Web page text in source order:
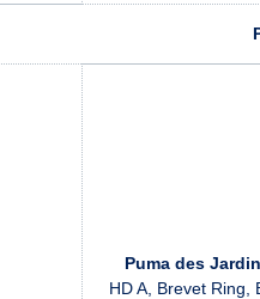
Puma des
HD A, Brevet Ring,